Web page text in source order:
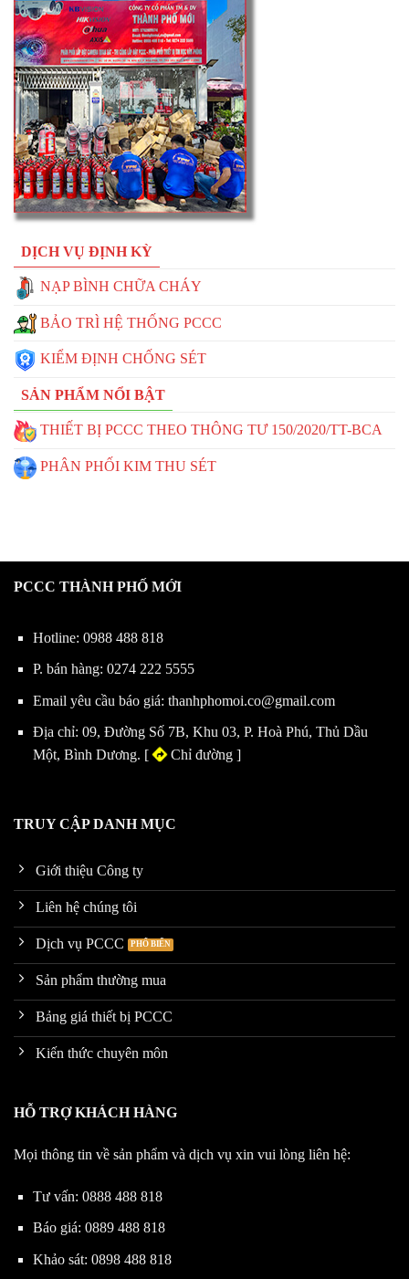
DỊCH VỤ ĐỊNH KỲ
NẠP BÌNH CHỮA CHÁY
BẢO TRÌ HỆ THỐNG PCCC
KIỂM ĐỊNH CHỐNG SÉT
SẢN PHẨM NỔI BẬT
THIẾT BỊ PCCC THEO THÔNG TƯ 150/2020/TT-BCA
PHÂN PHỐI KIM THU SÉT
PCCC THÀNH PHỐ MỚI
Hotline: 0988 488 818
P. bán hàng: 0274 222 5555
Email yêu cầu báo giá: thanhphomoi.co@gmail.com
Địa chỉ: 09, Đường Số 7B, Khu 03, P. Hoà Phú, Thủ Dầu
Một, Bình Dương. [
Chỉ đường]
TRUY CẬP DANH MỤC
Giới thiệu Công ty
Liên hệ chúng tôi
Dịch vụ PCCC
Sản phẩm thường mua
Bảng giá thiết bị PCCC
Kiến thức chuyên môn
HỖ TRỢ KHÁCH HÀNG
Mọi thông tin về sản phẩm và dịch vụ xin vui lòng liên hệ:
Tư vấn: 0888 488 818
Báo giá: 0889 488 818
Khảo sát: 0898 488 818